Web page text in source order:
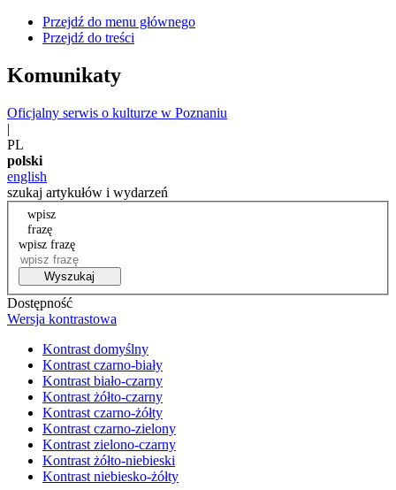
Przejdź do menu głównego
Przejdź do treści
Komunikaty
Oficjalny serwis o kulturze w Poznaniu
|
PL
polski
english
szukaj artykułów i wydarzeń
wpisz
frazę
wpisz frazę
Wyszukaj
Dostępność
Wersja kontrastowa
Kontrast domyślny
Kontrast czarno-biały
Kontrast biało-czarny
Kontrast żółto-czarny
Kontrast czarno-żółty
Kontrast czarno-zielony
Kontrast zielono-czarny
Kontrast żółto-niebieski
Kontrast niebiesko-żółty